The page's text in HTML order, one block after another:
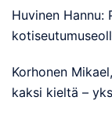
Huvinen Hannu:
Korhonen
kaksi kieltä –